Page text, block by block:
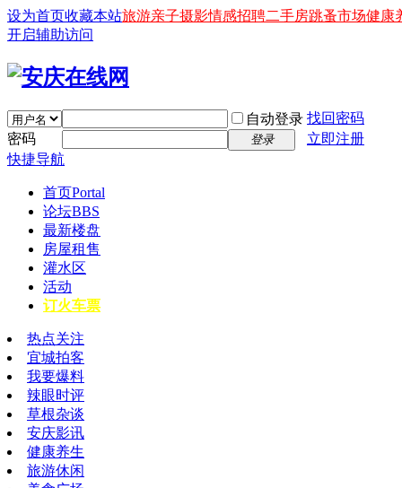
设为首页收藏本站旅游亲子摄影情感招聘二手房跳蚤市场健康
开启辅助访问
自动登录 找回密码
密码
登录
立即注册
快捷导航
首页Portal
论坛BBS
最新楼盘
房屋租售
灌水区
活动
订火车票
热点关注
宜城拍客
我要爆料
辣眼时评
草根杂谈
安庆影讯
健康养生
旅游休闲